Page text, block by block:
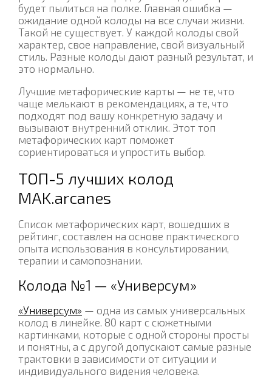
будет пылиться на полке. Главная ошибка —
ожидание одной колоды на все случаи жизни.
Такой не существует. У каждой колоды свой
характер, свое направление, свой визуальный
стиль. Разные колоды дают разный результат, и
это нормально.
Лучшие метафорические карты — не те, что
чаще мелькают в рекомендациях, а те, что
подходят под вашу конкретную задачу и
вызывают внутренний отклик. Этот топ
метафорических карт поможет
сориентироваться и упростить выбор.
ТОП-5 лучших колод
MAK.arcanes
Список метафорических карт, вошедших в
рейтинг, составлен на основе практического
опыта использования в консультировании,
терапии и самопознании.
Колода №1 — «Универсум»
«Универсум» — одна из самых универсальных
колод в линейке. 80 карт с сюжетными
картинками, которые с одной стороны просты
и понятны, а с другой допускают самые разные
трактовки в зависимости от ситуации и
индивидуального видения человека.